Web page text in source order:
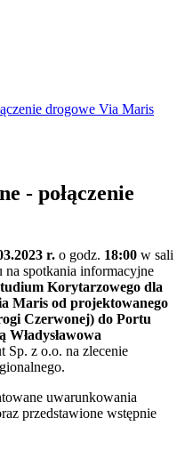
drogowe Via Maris
- połączenie
r. o godz. 18:00 w sali
spotkania informacyjne
Korytarzowego dla
Maris od projektowanego
Czerwonej) do Portu
Władysławowa
Sp. z o.o. na zlecenie
uwarunkowania
przedstawione wstępnie